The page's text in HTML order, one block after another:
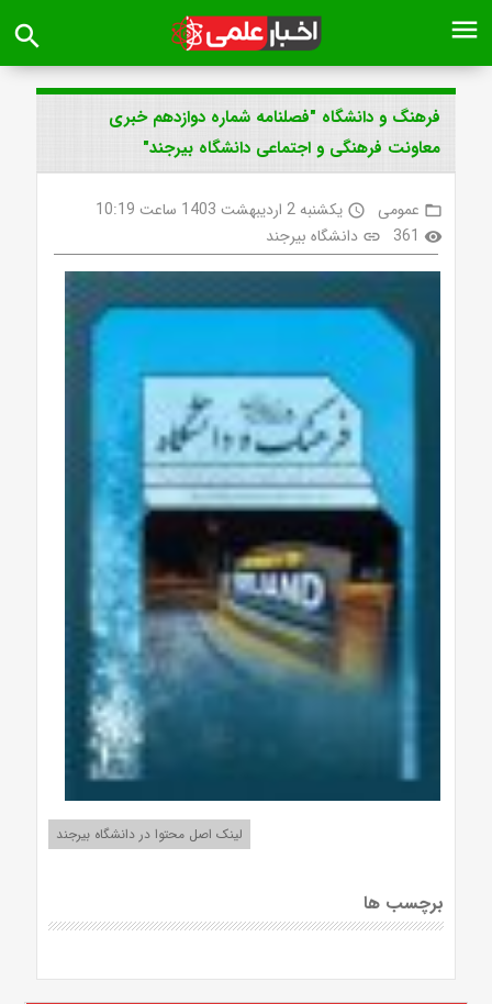
menu
search
فرهنگ و دانشگاه "فصلنامه شماره دوازدهم خبری
معاونت فرهنگی و اجتماعی دانشگاه بیرجند"
folder_open عمومی access_time یکشنبه 2 اردیبهشت 1403 ساعت 10:19
visibility
361
link دانشگاه بیرجند
لینک اصل محتوا در دانشگاه بیرجند
برچسب ها